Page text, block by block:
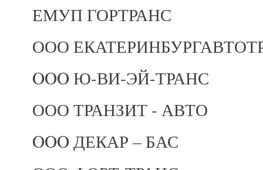
ЕМУП ГОРТРАНС
ООО
OOO Ю-ВИ-ЭЙ-ТРАНС
ООО ТРАНЗИТ - АВТО
OOO ДЕКАР – БАС